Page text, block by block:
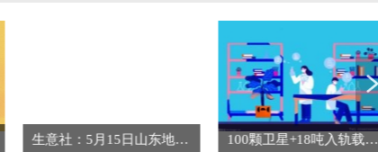
生意社：5月15日山东地区硝酸铵价格暂稳-快资讯 100颗卫星+18吨入轨载荷，成绩亮眼！力箭系列火箭实现百星入轨-焦点热闻